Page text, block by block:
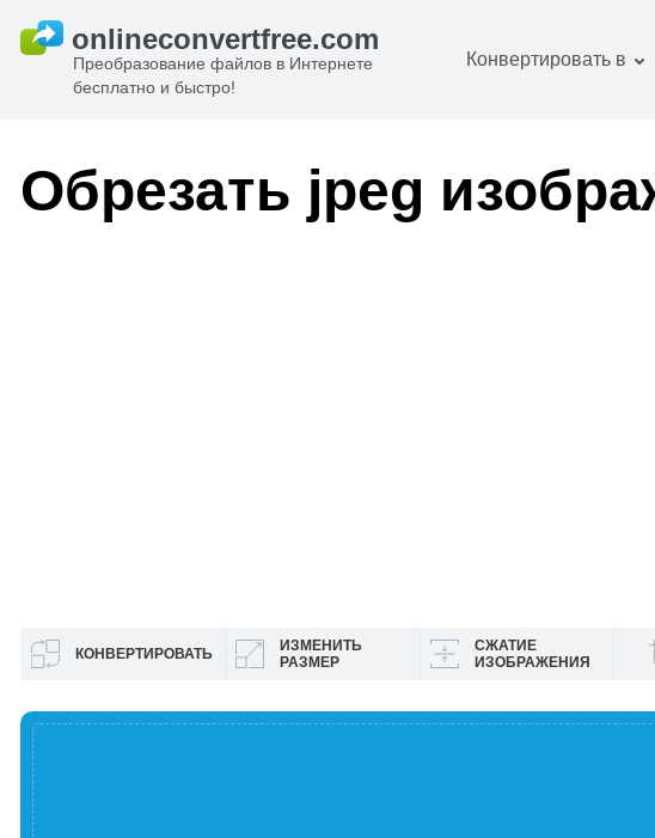
Преобразование файлов в Интернете
бесплатно и быстро!
Конвертировать в
конвертер
Аудио
Обрезать jpeg
КОНВЕРТИРОВАТЬ
ИЗМЕНИТЬ
РАЗМЕР
СЖАТИЕ
ИЗОБРАЖЕНИЯ